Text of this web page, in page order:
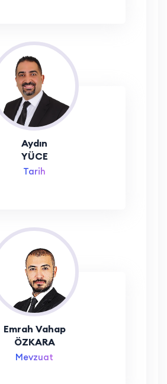
Aydın
YÜCE
Tarih
Emrah Vahap
ÖZKARA
Mevzuat